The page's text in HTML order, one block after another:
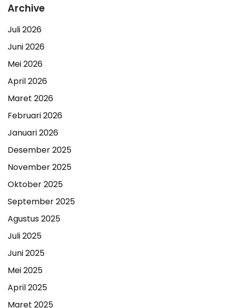
Archive
Juli 2026
Juni 2026
Mei 2026
April 2026
Maret 2026
Februari 2026
Januari 2026
Desember 2025
November 2025
Oktober 2025
September 2025
Agustus 2025
Juli 2025
Juni 2025
Mei 2025
April 2025
Maret 2025